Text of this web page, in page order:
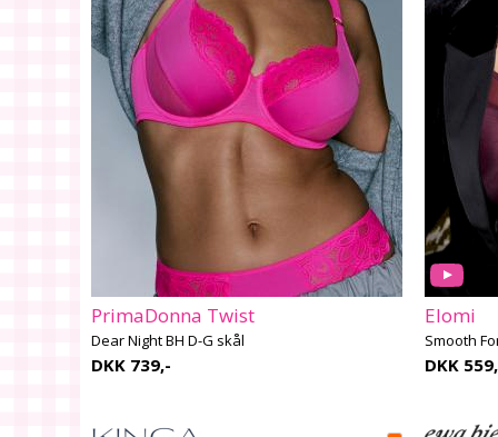
PrimaDonna Twist
Dear Night BH D-G skål
DKK 739,-
Elomi
Smooth
DKK